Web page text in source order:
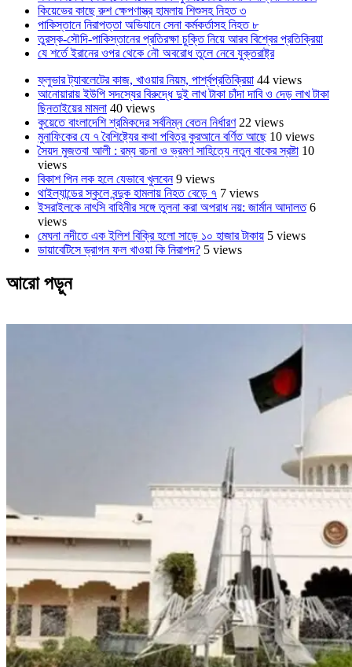
কিয়েভের কাছে রুশ ক্ষেপণাস্ত্র হামলায় শিশুসহ নিহত ৩
পাকিস্তানে নিরাপত্তা অভিযানে সেনা কর্মকর্তাসহ নিহত ৮
তুরস্ক-সৌদি-পাকিস্তানের প্রতিরক্ষা চুক্তি নিয়ে আরব বিশ্বের প্রতিক্রিয়া
যে শর্তে ইরানের ওপর থেকে নৌ অবরোধ তুলে নেবে যুক্তরাষ্ট্র
ফ্লুভার ট্যাবলেটের কাজ, খাওয়ার নিয়ম, পার্শ্বপ্রতিক্রিয়া 44 views
আনোয়ারায় ইউপি সদস্যের বিরুদ্ধে দুই লাখ টাকা চাঁদা দাবি ও দেড় লাখ টাকা
ছিনতাইয়ের মামলা 40 views
কুয়েতে বাংলাদেশি শ্রমিকদের সর্বনিম্ন বেতন নির্ধারণ 22 views
মুনাফিকের যে ৭ বৈশিষ্ট্যের কথা পবিত্র কুরআনে বর্ণিত আছে 10 views
সৈয়দ মুজতবা আলী : রম্য রচনা ও ভ্রমণ সাহিত্যে নতুন বাকের স্রষ্টা 10
views
বিকাশ পিন লক হলে যেভাবে খুলবেন 9 views
থাইল্যান্ডের স্কুলে বন্দুক হামলায় নিহত বেড়ে ৭ 7 views
ইসরাইলকে নাৎসি বাহিনীর সঙ্গে তুলনা করা অপরাধ নয়: জার্মান আদালত 6
views
মেঘনা নদীতে এক ইলিশ বিক্রি হলো সাড়ে ১০ হাজার টাকায় 5 views
ডায়াবেটিসে ড্রাগন ফল খাওয়া কি নিরাপদ? 5 views
আরো পড়ুন